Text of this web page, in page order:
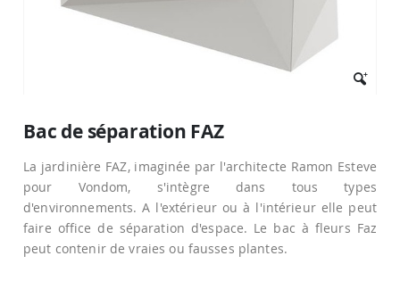
début
la
Galerie
d’images
Bac de séparation FAZ
La jardinière FAZ, imaginée par l'architecte Ramon Esteve
pour Vondom, s'intègre dans tous types
d'environnements. A l'extérieur ou à l'intérieur elle peut
faire office de séparation d'espace. Le bac à fleurs Faz
peut contenir de vraies ou fausses plantes.